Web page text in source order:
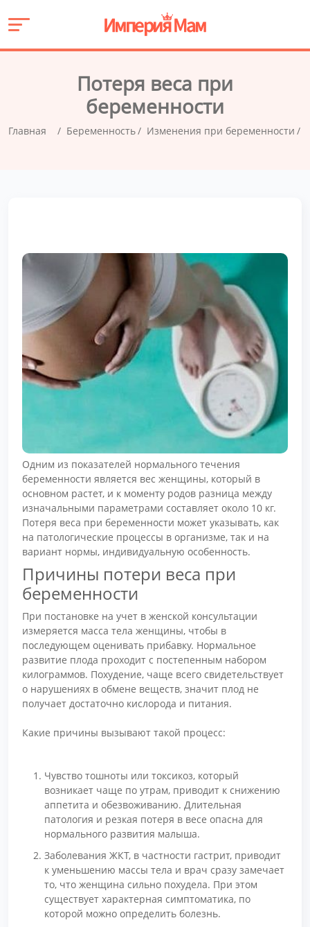
Потеря веса при
беременности
Главная Беременность Изменения при беременности
Одним из показателей нормального течения
беременности является вес женщины, который в
основном растет, и к моменту родов разница между
изначальными параметрами составляет около 10 кг.
Потеря веса при беременности может указывать, как
на патологические процессы в организме, так и на
вариант нормы, индивидуальную особенность.
Причины потери веса при
беременности
При постановке на учет в женской консультации
измеряется масса тела женщины, чтобы в
последующем оценивать прибавку. Нормальное
развитие плода проходит с постепенным набором
килограммов. Похудение, чаще всего свидетельствует
о нарушениях в обмене веществ, значит плод не
получает достаточно кислорода и питания.
Какие причины вызывают такой процесс:
Чувство тошноты или токсикоз, который
возникает чаще по утрам, приводит к снижению
аппетита и обезвоживанию. Длительная
патология и резкая потеря в весе опасна для
нормального развития малыша.
Заболевания ЖКТ, в частности гастрит, приводит
к уменьшению массы тела и врач сразу замечает
то, что женщина сильно похудела. При этом
существует характерная симптоматика, по
которой можно определить болезнь.